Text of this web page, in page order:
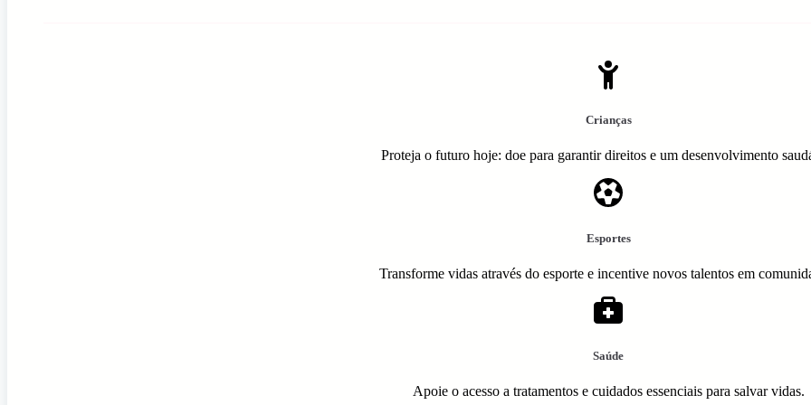
Crianças
Proteja o futuro hoje: doe para garantir direitos e um desenvolvimento
Esportes
Transforme vidas através do esporte e incentive novos talentos em
Saúde
Apoie o acesso a tratamentos e cuidados essenciais para salvar vidas.